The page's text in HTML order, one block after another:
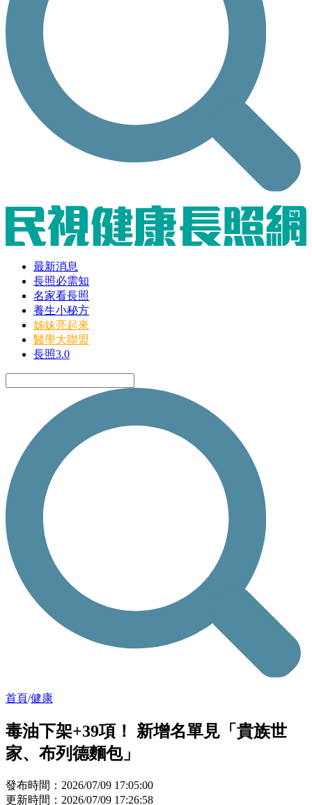
最新消息
長照必需知
名家看長照
養生小秘方
姊妹亮起來
醫學大聯盟
長照3.0
首頁/健康
毒油下架+39項！ 新增名單見「貴族世
家、布列德麵包」
發布時間：2026/07/09 17:05:00
更新時間：2026/07/09 17:26:58